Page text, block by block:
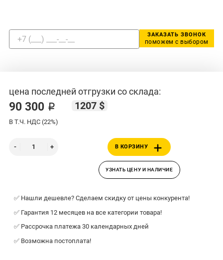
ЗАКАЗАТЬ ЗВОНОК
поможем с выбором
цена последней отгрузки со склада:
90 300 ₽ 1207 $
В Т.Ч. НДС (22%)
В КОРЗИНУ
УЗНАТЬ ЦЕНУ И НАЛИЧИЕ
✅ Нашли дешевле? Сделаем скидку от цены конкурента!
✅ Гарантия 12 месяцев на все категории товара!
✅ Рассрочка платежа 30 календарных дней
✅ Возможна постоплата!